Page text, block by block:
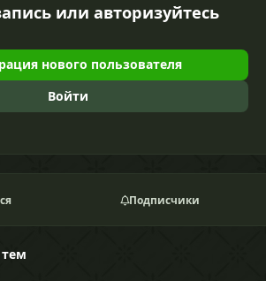
или авторизуйтесь
нового пользователя
Войти
Подписчики